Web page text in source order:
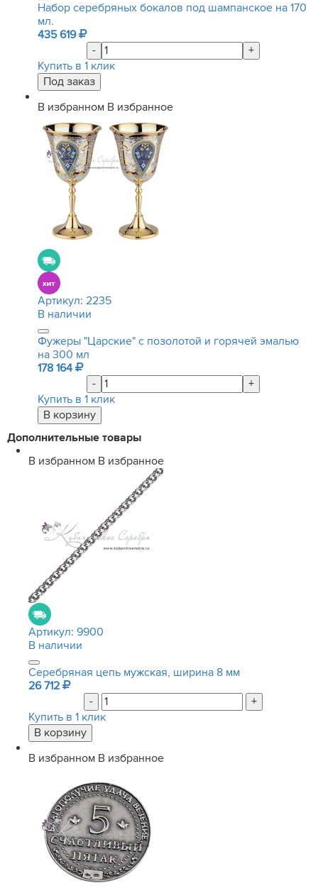
Набор серебряных бокалов под шампанское на 170
мл.
435 619
-
+
Купить в 1 клик
В избранном В избранное
Артикул: 2235
В наличии
Фужеры "Царские" с позолотой и горячей эмалью
на 300 мл
178 164
-
+
Купить в 1 клик
Дополнительные товары
В избранном В избранное
Артикул: 9900
В наличии
Серебряная цепь мужская, ширина 8 мм
26 712
-
+
Купить в 1 клик
В избранном В избранное